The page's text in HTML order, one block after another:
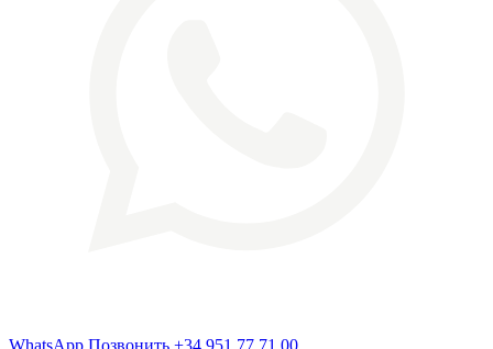
WhatsApp Позвонить +34 951 77 71 00